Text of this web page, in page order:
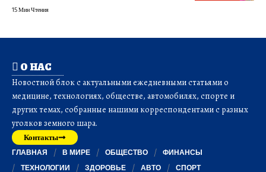
15 Мин Чтения
О НАС
Новостной блок с актуальными ежедневными статьями о
медицине, технологиях, обществе, автомобилях, спорте и
других темах, собранные нашими корреспондентами с разных
уголков земного шара.
Контакты
ГЛАВНАЯ В МИРЕ ОБЩЕСТВО
ФИНАНСЫ
ТЕХНОЛОГИИ
ЗДОРОВЬЕ АВТО СПОРТ